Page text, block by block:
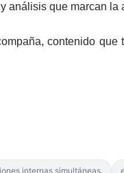
análisis que marcan la
contenido que
internas simultáneas.